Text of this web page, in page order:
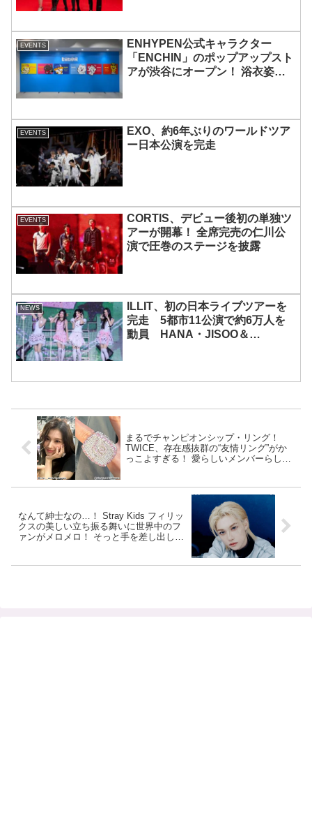
EVENTS
ENHYPEN公式キャラクター
「ENCHIN」のポップアップスト
アが渋谷にオープン！ 浴衣姿の
EVENTS
EXO、約6年ぶりのワールドツア
ー日本公演を完走
EVENTS
CORTIS、デビュー後初の単独ツ
アーが開幕！ 全席完売の仁川公
演で圧巻のステージを披露
NEWS
ILLIT、初の日本ライブツアーを
完走 5都市11公演で約6万人を
動員 HANA・JISOO＆
まるでチャンピオンシップ・リング！
TWICE、存在感抜群の“友情リング”がか
っこよすぎる！ 愛らしいメンバーらしく
なんて紳士なの…！ Stray Kids フィリッ
クスの美しい立ち振る舞いに世界中のフ
ァンがメロメロ！ そっと手を差し出し、